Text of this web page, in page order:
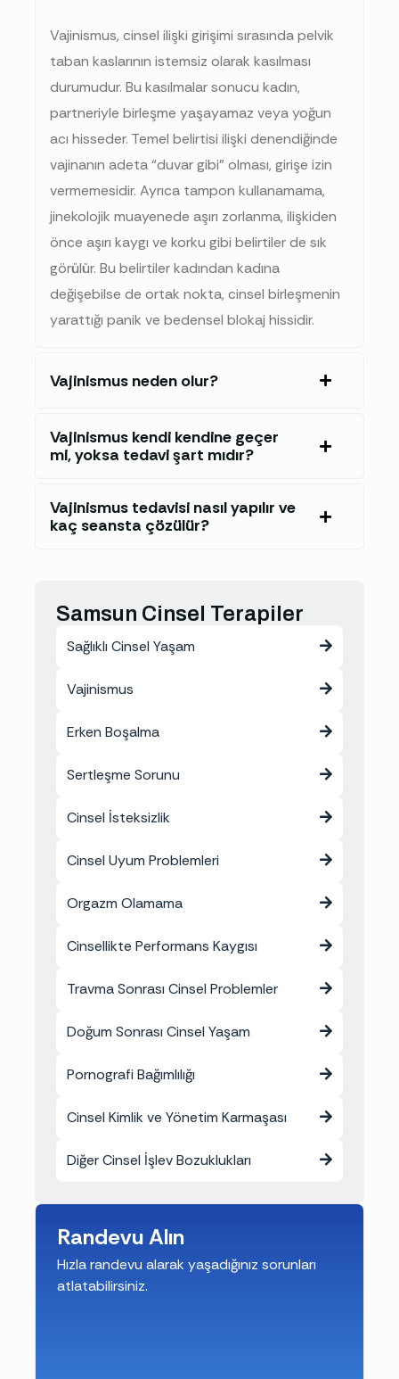
Samsun Cinsel Terapiler
Sağlıklı Cinsel Yaşam
Vajinismus
Erken Boşalma
Sertleşme Sorunu
Cinsel İsteksizlik
Cinsel Uyum Problemleri
Orgazm Olamama
Cinsellikte Performans Kaygısı
Travma Sonrası Cinsel Problemler
Doğum Sonrası Cinsel Yaşam
Pornografi Bağımlılığı
Cinsel Kimlik ve Yönetim Karmaşası
Diğer Cinsel İşlev Bozuklukları
Randevu Alın
Hızla randevu alarak yaşadığınız sorunları
atlatabilirsiniz.
Vajinismus, cinsel ilişki girişimi sırasındapelvik
taban kaslarının istemsiz olarak kasılması
durumudur. Bu kasılmalar sonucu kadın,
partneriyle birleşme yaşayamaz veya yoğun
acı hisseder. Temel belirtisi ilişki denendiğinde
vajinanın adeta “duvar gibi” olması, girişe izin
vermemesidir. Ayrıca tampon kullanamama,
jinekolojik muayenede aşırı zorlanma, ilişkiden
önce aşırı kaygı ve korku gibi belirtiler de sık
görülür. Bu belirtiler kadından kadına
değişebilse de ortak nokta, cinsel birleşmenin
yarattığı panik ve bedensel blokaj hissidir.
Vajinismus neden olur?
Vajinismus kendi kendine geçer
mi, yoksa tedavi şart mıdır?
Vajinismus tedavisi nasıl yapılır ve
kaç seansta çözülür?